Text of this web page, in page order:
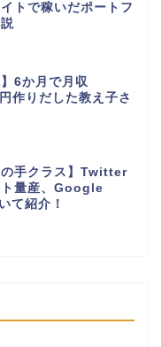
トで稼いだポートフ
】6か月で月収
作りだした教え子さ
の手クラス】Twitter
量産、Google
て紹介！